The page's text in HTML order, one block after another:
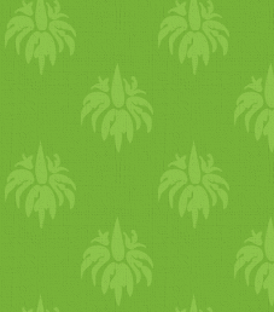
azt
A
(mint
Ugyanígy a
kel és